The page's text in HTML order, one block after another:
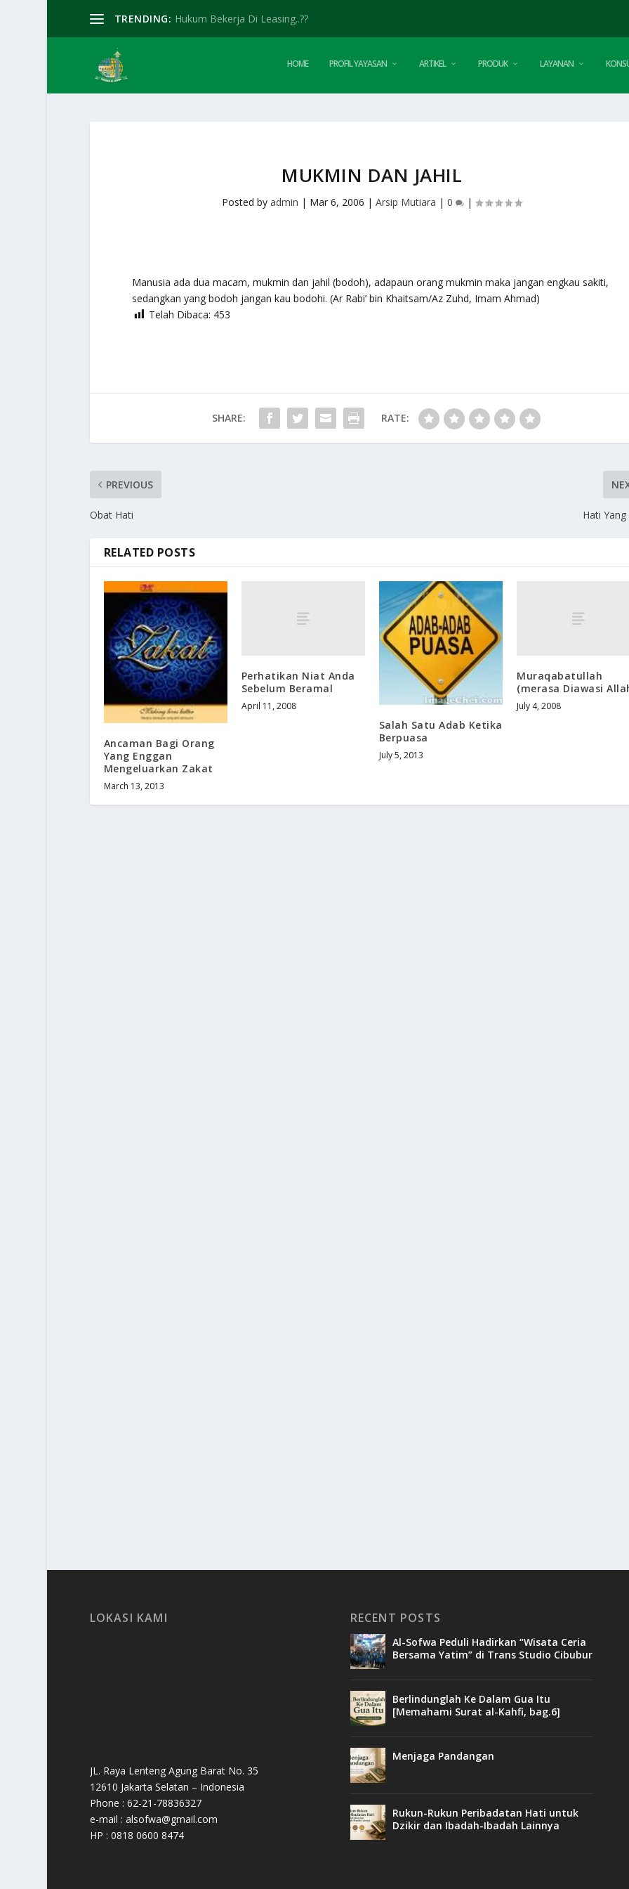
TRENDING: Hukum Bekerja Di Leasing..??
HOME PROFIL YAYASAN ARTIKEL PRODUK LAYANAN
MUKMIN DAN JAHIL
Posted byadmin | Mar 6, 2006 |Arsip Mutiara |0 |
Manusia ada dua macam, mukmin dan jahil (bodoh), adapaun orang mukmin maka jangan engkau sakiti,
sedangkan yang bodoh jangan kau bodohi. (Ar Rabi’ bin Khaitsam/Az Zuhd, Imam Ahmad)
Telah Dibaca: 453
SHARE: RATE:
PREVIOUS
Obat Hati Hati
RELATED POSTS
Ancaman Bagi Orang
Yang Enggan
Mengeluarkan Zakat
March 13, 2013
Perhatikan Niat Anda
Sebelum Beramal
April 11, 2008
Salah Satu Adab Ketika
Berpuasa
July 5, 2013
Muraqabatullah
(merasa Diawasi
July 4, 2008
LOKASI KAMI
JL. Raya Lenteng Agung Barat No. 35
12610 Jakarta Selatan – Indonesia
Phone : 62-21-78836327
e-mail : alsofwa@gmail.com
HP : 0818 0600 8474
RECENT POSTS
Al-Sofwa Peduli Hadirkan “Wisata Ceria
Bersama Yatim” di Trans Studio Cibubur
Berlindunglah Ke Dalam Gua Itu
[Memahami Surat al-Kahfi, bag.6]
Menjaga Pandangan
Rukun-Rukun Peribadatan Hati untuk
Dzikir dan Ibadah-Ibadah Lainnya